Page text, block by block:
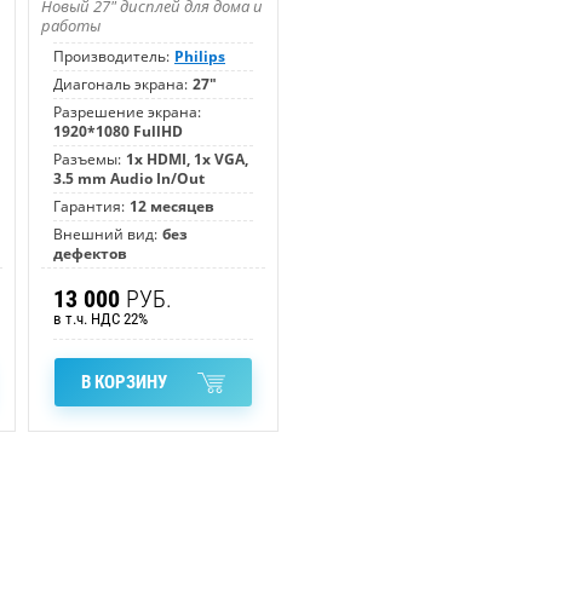
Новый 27" дисплей для дома и
работы
Производитель: Philips
Диагональ экрана: 27"
Разрешение экрана:
1920*1080 FullHD
Разъемы: 1x HDMI, 1x VGA,
3.5 mm Аudiо In/Оut
Гарантия: 12 месяцев
Внешний вид: без
дефектов
13 000 РУБ.
в т.ч. НДС 22%
В КОРЗИНУ